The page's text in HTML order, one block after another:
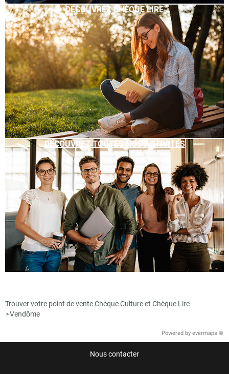
DÉCOUVREZ CHÈQUE LIRE
DÉCOUVREZ TOUTES NOS ACTIVITÉS
Trouver votre point de vente Chèque Culture et Chèque Lire
>Vendôme
Powered by evermaps ©
Nous contacter